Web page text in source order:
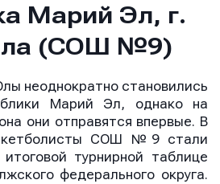
Марий Эл, г.
(СОШ №9)
неоднократно становились
Марий Эл, однако на
они отправятся впервые. В
СОШ №9 стали
турнирной таблице
федерального округа.